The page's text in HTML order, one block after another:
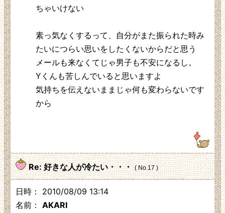
ちゃいけない
素っ気なくするって、自分がまた振られた時み
たいにつらい思いをしたくないからだと思う
メールも来なくてじゃ男子も不安になるし。
Yくんも苦しんでいると思いますよ
気持ちを伝えないままじゃ何も変わらないです
から
Re: 好きな人が冷たい・・・ ( No.17 )
日時： 2010/08/09 13:14
名前： AKARI